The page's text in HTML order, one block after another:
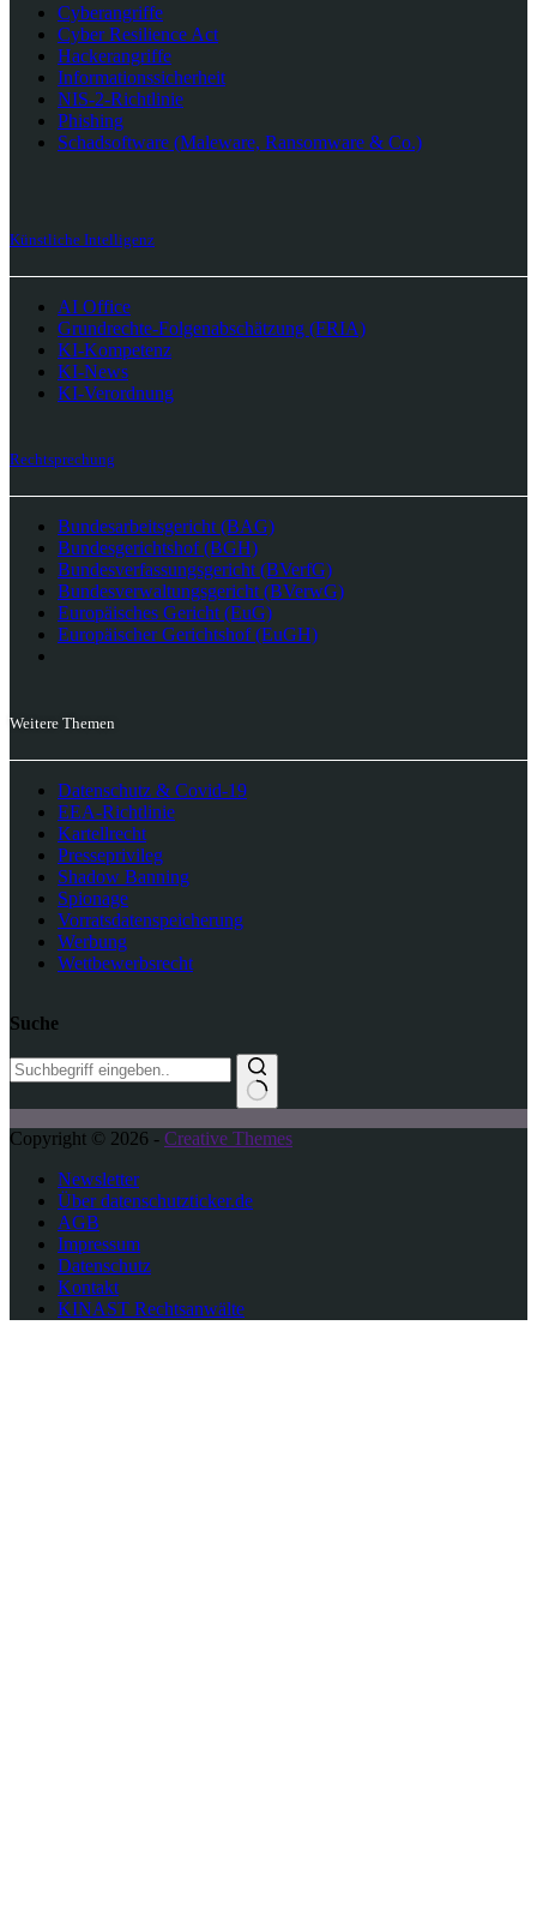
Cyberangriffe
Cyber Resilience Act
Hackerangriffe
Informationssicherheit
NIS-2-Richtlinie
Phishing
Schadsoftware (Maleware, Ransomware & Co.)
Künstliche Intelligenz
AI Office
Grundrechte-Folgenabschätzung (FRIA)
KI-Kompetenz
KI-News
KI-Verordnung
Rechtsprechung
Bundesarbeitsgericht (BAG)
Bundesgerichtshof (BGH)
Bundesverfassungsgericht (BVerfG)
Bundesverwaltungsgericht (BVerwG)
Europäisches Gericht (EuG)
Europäischer Gerichtshof (EuGH)
Weitere Themen
Datenschutz & Covid-19
EEA-Richtlinie
Kartellrecht
Presseprivileg
Shadow Banning
Spionage
Vorratsdatenspeicherung
Werbung
Wettbewerbsrecht
Suche
e
Copyright © 2026 - Creative Themes
Newsletter
Über datenschutzticker.de
AGB
Impressum
Datenschutz
Kontakt
KINAST Rechtsanwälte